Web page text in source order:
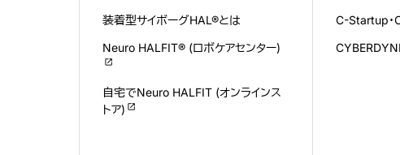
装着型サイボーグHAL®とは
Neuro HALFIT® (ロボケアセンター)
自宅でNeuro HALFIT (オンラインス
トア)
C-Startup・